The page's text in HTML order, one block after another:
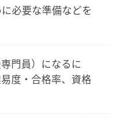
必要な準備などを
門員）になるに
度・合格率、資格